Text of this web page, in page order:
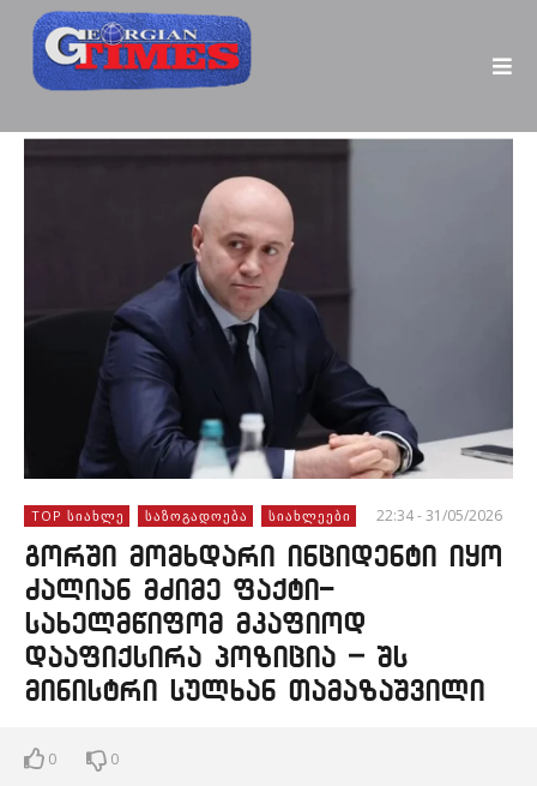
TOP ᲡᲘᲐᲮᲚᲔ ᲡᲐᲖᲝᲒᲐᲓᲝᲔᲑᲐ ᲡᲘᲐᲮᲚᲔᲔᲑᲘ 22:34 - 31/05/2026
გორში მომხდარი ინციდენტი იყო
ძალიან მძიმე ფაქტი-
სახელმწიფომ მკაფიოდ
დააფიქსირა პოზიცია – შს
მინისტრი სულხან თამაზაშვილი
0 0